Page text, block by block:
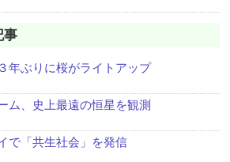
事
年ぶりに桜がライトアップ
ム、史上最遠の恒星を観測
で「共生社会」を発信